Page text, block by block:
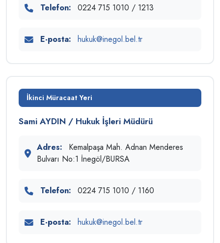
Telefon: 0224 715 1010 / 1213
E-posta: hukuk@inegol.bel.tr
İkinci Müracaat Yeri
Sami AYDIN / Hukuk İşleri Müdürü
Adres:
Kemalpaşa Mah. Adnan Menderes
Bulvarı No:1 İnegöl/BURSA
Telefon: 0224 715 1010 / 1160
E-posta: hukuk@inegol.bel.tr